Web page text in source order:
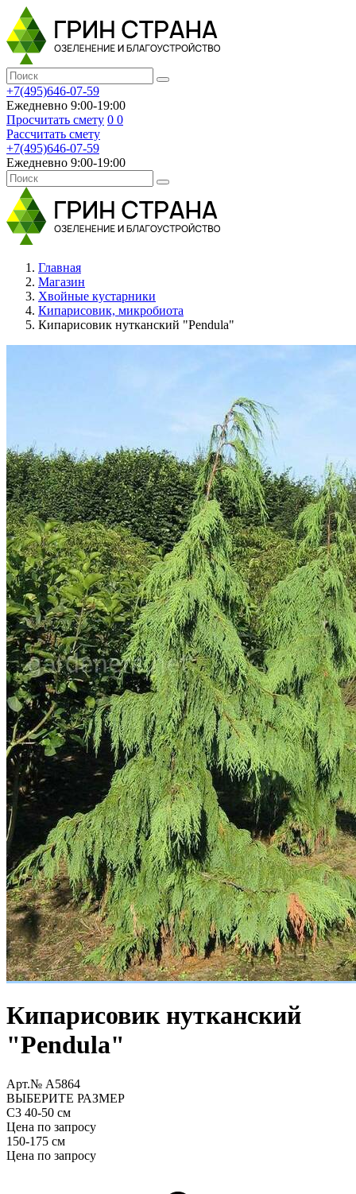
+7(495)646-07-59
Ежедневно 9:00-19:00
Просчитать смету 0 0
Рассчитать смету
+7(495)646-07-59
Ежедневно 9:00-19:00
Главная
Магазин
Хвойные кустарники
Кипарисовик, микробиота
Кипарисовик нутканский "Pendula"
Кипарисовик нутканский
"Pendula"
Арт.№ A5864
ВЫБЕРИТЕ РАЗМЕР
С3 40-50 см
Цена по запросу
150-175 см
Цена по запросу